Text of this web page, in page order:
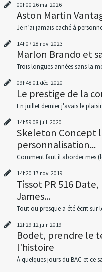
00h00 26 mai 2026
Aston Martin
Je n’ai jamais caché à
14h07 28 nov. 2023
Marlon Brando et
Trois longues années sans la
09h48 01 déc. 2020
Le prestige de la
En juillet dernier j'avais le
14h59 08 juil. 2020
Skeleton Concept
personnalisation...
Comment faut il aborder mes
14h20 17 nov. 2019
Tissot PR 516
James...
Tout ou presque a été écrit sur
12h29 12 juin 2019
Bodet, prendre le
l'histoire
À quelques jours du BAC et ce